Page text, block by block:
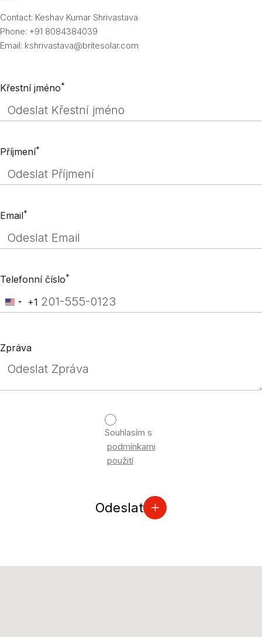
Contact: Keshav Kumar Shrivastava
Phone: +91 8084384039
Email: kshrivastava@britesolar.com
Křestní jméno*
Příjmení*
Email*
Telefonní číslo*
United+1
Zpráva
Souhlasím s
podmínkami
použití
Odeslat